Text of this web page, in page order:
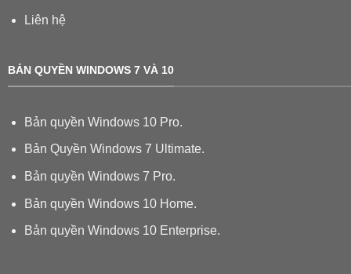
Liên hệ
BẢN QUYỀN WINDOWS 7 VÀ 10
Bản quyền Windows 10 Pro.
Bản Quyền Windows 7 Ultimate.
Bản quyền Windows 7 Pro.
Bản quyền Windows 10 Home.
Bản quyền Windows 10 Enterprise.